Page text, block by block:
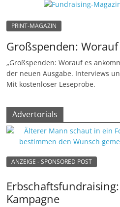
e
V
e
r
e
e
|
S
i
PRINT-MAGAZIN
Großspenden:
„Großspenden: Worauf es
der neuen Ausgabe. Interviews
Mit kostenloser Leseprobe.
Advertorials
ANZEIGE - SPONSORED POST
Kampagne